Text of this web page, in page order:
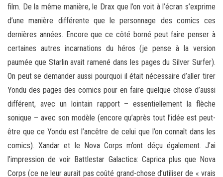
film. De la même manière, le Drax que l’on voit à l’écran s’exprime
d’une manière différente que le personnage des comics ces
dernières années. Encore que ce côté borné peut faire penser à
certaines autres incarnations du héros (je pense à la version
paumée que Starlin avait ramené dans les pages du Silver Surfer).
On peut se demander aussi pourquoi il était nécessaire d’aller tirer
Yondu des pages des comics pour en faire quelque chose d’aussi
différent, avec un lointain rapport – essentiellement la flèche
sonique – avec son modèle (encore qu’après tout l’idée est peut-
être que ce Yondu est l’ancêtre de celui que l’on connaît dans les
comics). Xandar et le Nova Corps m’ont déçu également. J’ai
l’impression de voir Battlestar Galactica: Caprica plus que Nova
Corps (ce ne leur aurait pas coûté grand-chose d’utiliser de « vrais